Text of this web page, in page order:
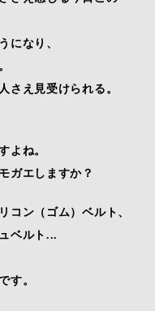
になり、
さえ見受けられる。
よね。
ガエしますか？
コン（ゴム）ベルト、
ベルト...
す。